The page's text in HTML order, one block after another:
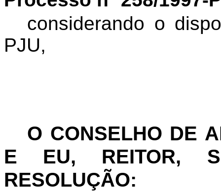
considerando o
PJU,
O CONSELHO DE
E EU, REITOR,
RESOLUÇÃO: